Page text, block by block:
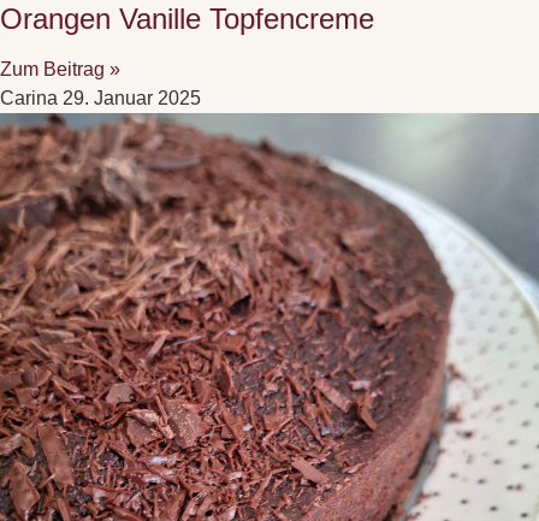
Orangen Vanille Topfencreme
Zum Beitrag »
Carina 29. Januar 2025